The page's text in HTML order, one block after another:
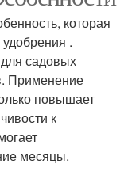
которая
.
садовых
Применение
повышает
к
месяцы.